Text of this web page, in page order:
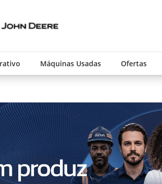
Máquinas Usadas Ofertas